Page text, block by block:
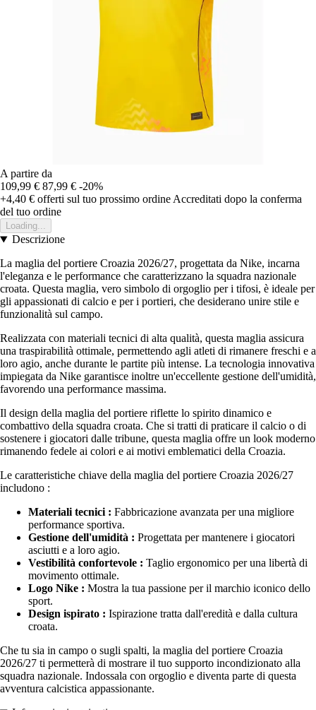
A partire da
109,99 € 87,99 € -20%
+4,40 € offerti sul tuo prossimo ordine Accreditati dopo la conferma
del tuo ordine
Loading...
Descrizione
La maglia del portiere Croazia 2026/27, progettata da Nike, incarna
l'eleganza e le performance che caratterizzano la squadra nazionale
croata. Questa maglia, vero simbolo di orgoglio per i tifosi, è ideale per
gli appassionati di calcio e per i portieri, che desiderano unire stile e
funzionalità sul campo.
Realizzata con materiali tecnici di alta qualità, questa maglia assicura
una traspirabilità ottimale, permettendo agli atleti di rimanere freschi e a
loro agio, anche durante le partite più intense. La tecnologia innovativa
impiegata da Nike garantisce inoltre un'eccellente gestione dell'umidità,
favorendo una performance massima.
Il design della maglia del portiere riflette lo spirito dinamico e
combattivo della squadra croata. Che si tratti di praticare il calcio o di
sostenere i giocatori dalle tribune, questa maglia offre un look moderno
rimanendo fedele ai colori e ai motivi emblematici della Croazia.
Le caratteristiche chiave della maglia del portiere Croazia 2026/27
includono :
Materiali tecnici : Fabbricazione avanzata per una migliore
performance sportiva.
Gestione dell'umidità : Progettata per mantenere i giocatori
asciutti e a loro agio.
Vestibilità confortevole : Taglio ergonomico per una libertà di
movimento ottimale.
Logo Nike : Mostra la tua passione per il marchio iconico dello
sport.
Design ispirato : Ispirazione tratta dall'eredità e dalla cultura
croata.
Che tu sia in campo o sugli spalti, la maglia del portiere Croazia
2026/27 ti permetterà di mostrare il tuo supporto incondizionato alla
squadra nazionale. Indossala con orgoglio e diventa parte di questa
avventura calcistica appassionante.